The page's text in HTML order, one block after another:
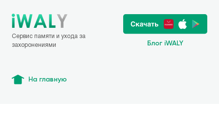
Сервис памяти и ухода за
захоронениями
Блог iWALY
На главную